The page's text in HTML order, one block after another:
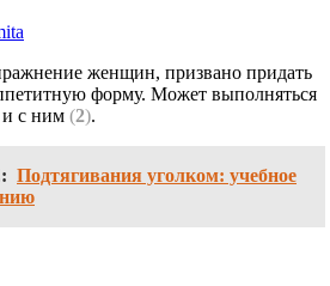
женщин, призвано придать
форму. Может выполняться
и с ним (2).
Подтягивания уголком: учебное